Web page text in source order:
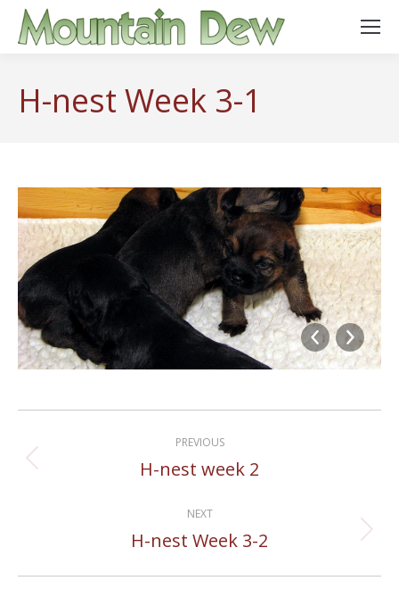
H-nest Week 3-1
navigation
PREVIOUS
Previous
H-nest week 2
NEXT
Next
H-nest Week 3-2